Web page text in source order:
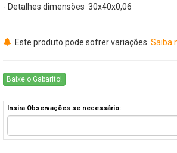
- Detalhes dimensões 30x40x0,06
Este produto pode sofrer variações. Saiba
Baixe o Gabarito!
Insira Observações se necessário: